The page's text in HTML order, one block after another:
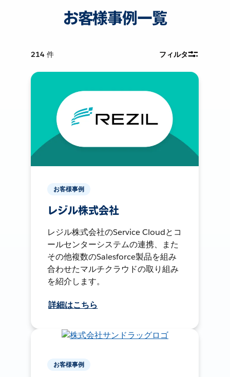
お客様事例一覧
214 件 フィルタ
お客様事例
レジル株式会社
レジル株式会社のService Cloudとコ
ールセンターシステムの連携、また
その他複数のSalesforce製品を組み
合わせたマルチクラウドの取り組み
を紹介します。
詳細はこちら
お客様事例